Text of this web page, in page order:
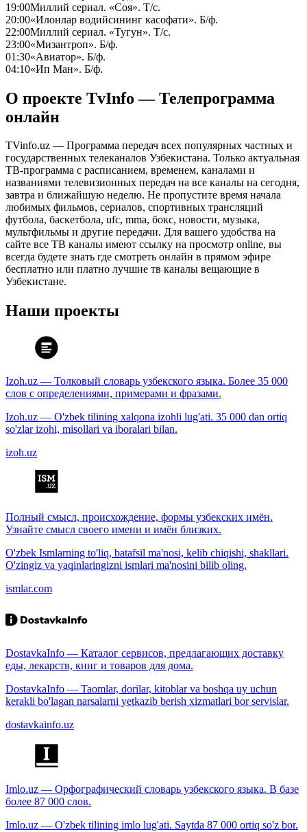
19:00Миллий сериал. «Соя». Т/с.
20:00«Илонлар водийсининг касофати». Б/ф.
22:00Миллий сериал. «Тугун». Т/с.
23:00«Мизантроп». Б/ф.
01:30«Авиатор». Б/ф.
04:10«Ип Ман». Б/ф.
О проекте TvInfo — Телепрограмма
онлайн
TVinfo.uz — Программа передач всех популярных частных и
государственных телеканалов Узбекистана. Только актуальная
ТВ-программа с расписанием, временем, каналами и
названиями телевизионных передач на все каналы на сегодня,
завтра и ближайшую неделю. Не пропустите время начала
любимых фильмов, сериалов, спортивных трансляций
футбола, баскетбола, ufc, mma, бокс, новости, музыка,
мультфильмы и другие передачи. Для вашего удобства на
сайте все ТВ каналы имеют ссылку на просмотр online, вы
всегда будете знать где смотреть онлайн в прямом эфире
бесплатно или платно лучшие тв каналы вещающие в
Узбекистане.
Наши проекты
Izoh.uz — Толковый словарь узбекского языка. Более 35 000
слов с определениями, примерами и фразами.
Izoh.uz — O'zbek tilining xalqona izohli lug'ati. 35 000 dan ortiq
so'zlar izohi, misollari va iboralari bilan.
izoh.uz
Полный смысл, происхождение, формы узбекских имён.
Узнайте смысл своего имени и имён близких.
O'zbek Ismlarning to'liq, batafsil ma'nosi, kelib chiqishi, shakllari.
O'zingiz va yaqinlaringizni ismlari ma'nosini bilib oling.
ismlar.com
DostavkaInfo — Каталог сервисов, предлагающих доставку
еды, лекарств, книг и товаров для дома.
DostavkaInfo — Taomlar, dorilar, kitoblar va boshqa uy uchun
kerakli bo'lagan narsalarni yetkazib berish xizmatlari bor servislar.
dostavkainfo.uz
Imlo.uz — Орфографический словарь узбекского языка. В базе
более 87 000 слов.
Imlo.uz — O'zbek tilining imlo lug'ati. Saytda 87 000 ortiq so'z bor.